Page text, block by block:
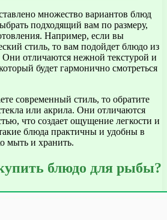
множество вариантов блюд
подходящий вам по размеру,
Например, если вы
стиль, то вам подойдет блюдо из
отличаются нежной текстурой и
будет гармонично смотреться
современный стиль, то обратите
или акрила. Они отличаются
что создает ощущение легкости и
блюда практичны и удобны в
мыть и хранить.
блюдо для рыбы?